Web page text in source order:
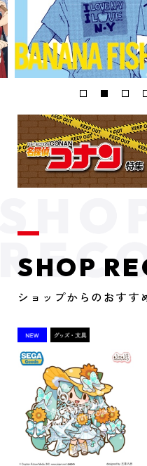
SHOP
ショップからのおすす